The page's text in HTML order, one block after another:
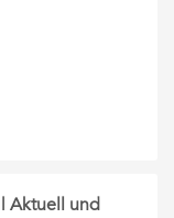
Aktuell und